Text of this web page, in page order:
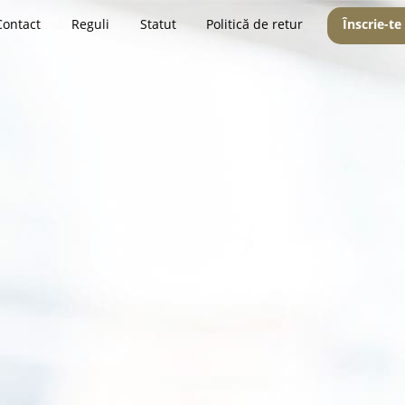
Reguli Statut Politică de retur Înscrie-te